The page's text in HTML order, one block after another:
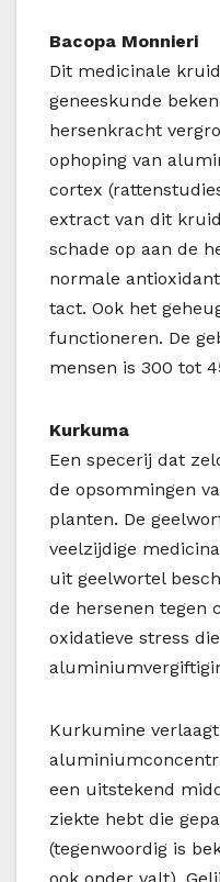
Bacopa Monnieri
Dit medicinale
geneeskunde
hersenkracht
ophoping van
cortex
extract van dit
schade op aan de
normale
tact. Ook het
functioneren. De
mensen is 300 tot
Kurkuma
Een specerij dat
de opsommingen
planten. De
veelzijdige
uit geelwortel
de hersenen tegen
oxidatieve stress
Kurkumine
een uitstekend
ziekte hebt die
(tegenwoordig is